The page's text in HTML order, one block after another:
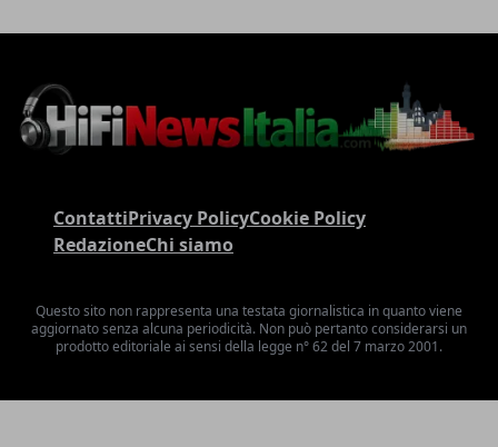
ContattiPrivacy PolicyCookie Policy
RedazioneChi siamo
Questo sito non rappresenta una testata giornalistica in quanto viene
aggiornato senza alcuna periodicità. Non può pertanto considerarsi un
prodotto editoriale ai sensi della legge n° 62 del 7 marzo 2001.